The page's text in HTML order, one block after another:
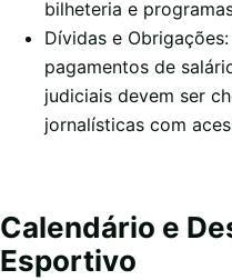
bilheteria e
Dívidas e
pagamentos de
judiciais devem ser
jornalísticas com
Calendário e
Esportivo